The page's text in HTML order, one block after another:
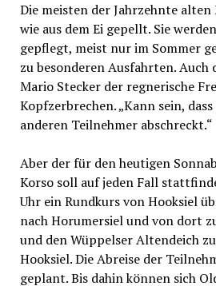
Die meisten der Jahrzehnte alten
wie aus dem Ei gepellt. Sie
gepflegt, meist nur im Sommer
zu besonderen Ausfahrten. Auch
Mario Stecker der regnerische
Kopfzerbrechen. „Kann sein,
anderen Teilnehmer abschreckt.“
Aber der für den heutigen
Korso soll auf jeden Fall
Uhr ein Rundkurs von Hooksiel
nach Horumersiel und von dort
und den Wüppelser Altendeich
Hooksiel. Die Abreise der
geplant. Bis dahin können sich